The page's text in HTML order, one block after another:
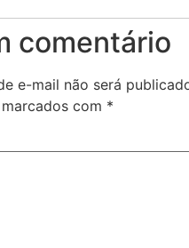
comentário
e-mail não será
com *